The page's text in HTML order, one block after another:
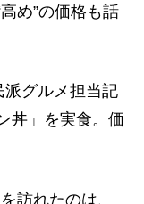
め”の価格も話
グルメ担当記
丼」を実食。価
訪れたのは、